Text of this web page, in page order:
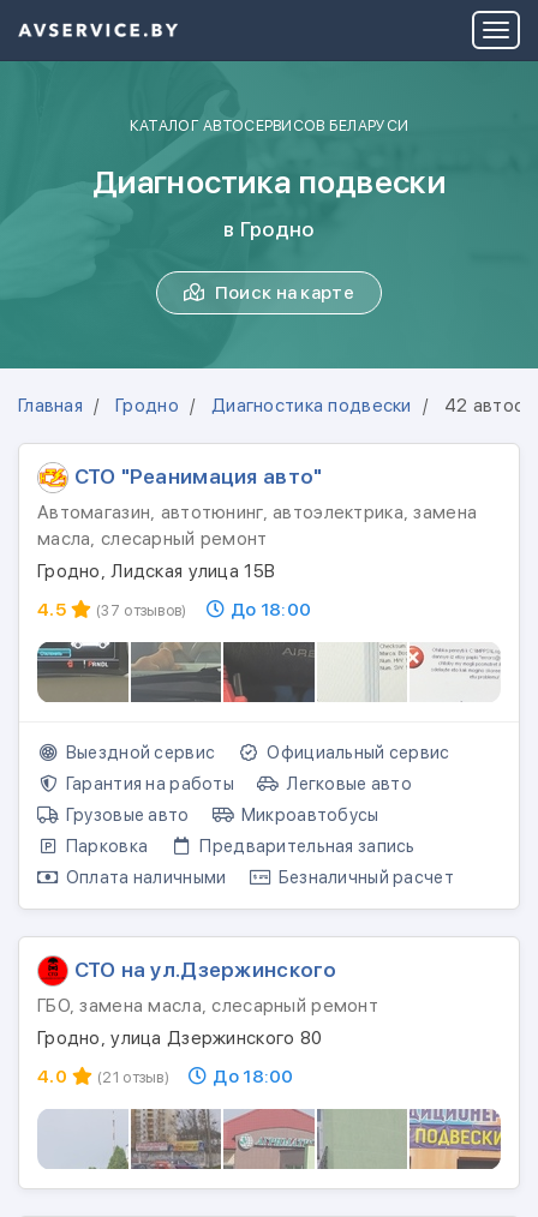
КАТАЛОГ АВТОСЕРВИСОВ БЕЛАРУСИ
Диагностика подвески
в Гродно
Поиск на карте
Главная Гродно Диагностика подвески 42
СТО "Реанимация авто"
Автомагазин, автотюнинг, автоэлектрика, замена
масла, слесарный ремонт
Гродно, Лидская улица 15В
4.5
(37 отзывов) До 18:00
Выездной сервис
Официальный сервис
Гарантия на работы
Легковые авто
Грузовые авто
Микроавтобусы
Парковка
Предварительная запись
Оплата наличными
Безналичный расчет
СТО на ул.Дзержинского
ГБО, замена масла, слесарный ремонт
Гродно, улица Дзержинского 80
4.0
(21 отзыв) До 18:00